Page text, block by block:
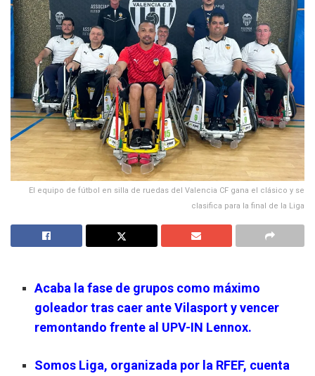
El equipo de fútbol en silla de ruedas del Valencia CF gana el clásico y se
clasifica para la final de la Liga
Acaba la fase de grupos como máximo
goleador tras caer ante Vilasport y vencer
remontando frente al UPV-IN Lennox.
Somos Liga, organizada por la RFEF, cuenta